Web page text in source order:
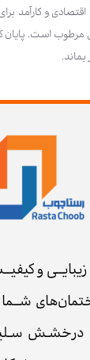
و کارآمد
است. پایان
و
شــما
درخشـش